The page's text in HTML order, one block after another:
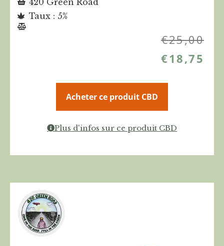
Taux : 5%
€25,00
€18,75
Acheter ce produit CBD
Plus d'infos sur ce produit CBD